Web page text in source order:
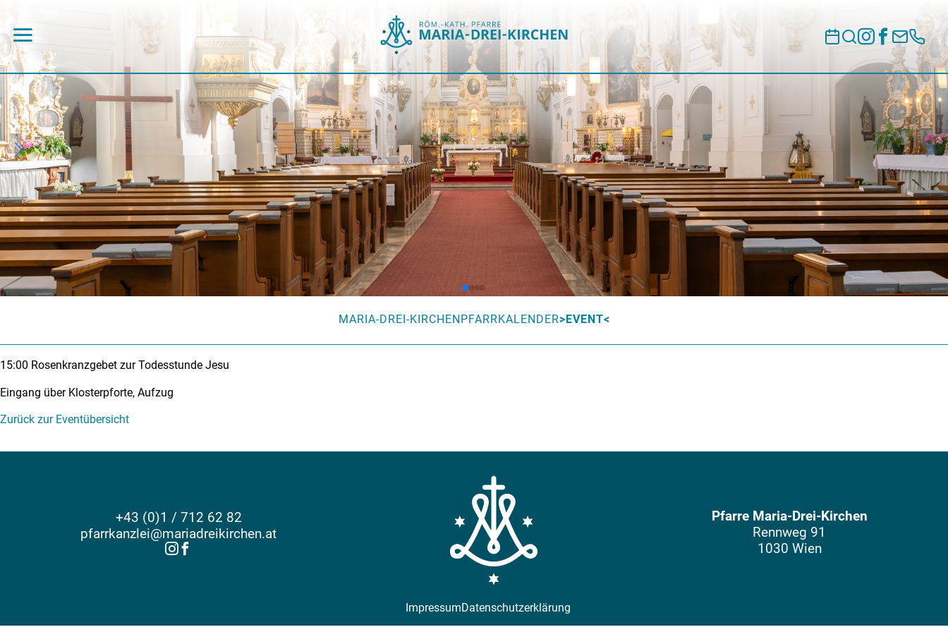
MARIA-DREI-KIRCHENPFARRKALENDER EVENT
15:00 Rosenkranzgebet zur Todesstunde Jesu
Eingang über Klosterpforte, Aufzug
Zurück zur Eventübersicht
+43 (0)1 / 712 62 82
pfarrkanzlei@mariadreikirchen.at
Pfarre Maria-Drei-Kirchen
Rennweg 91
1030 Wien
ImpressumDatenschutzerklärung